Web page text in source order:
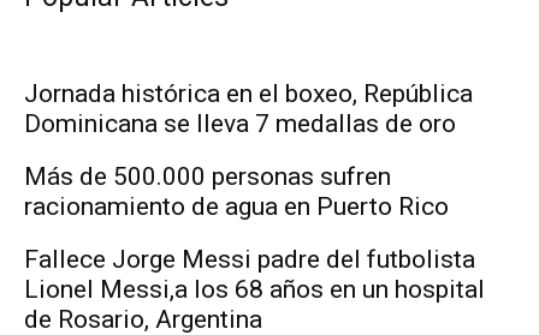
Jornada histórica en el boxeo, República
Dominicana se lleva 7 medallas de oro
Más de 500.000 personas sufren
racionamiento de agua en Puerto Rico
Fallece Jorge Messi padre del futbolista
Lionel Messi,a los 68 años en un hospital
de Rosario, Argentina